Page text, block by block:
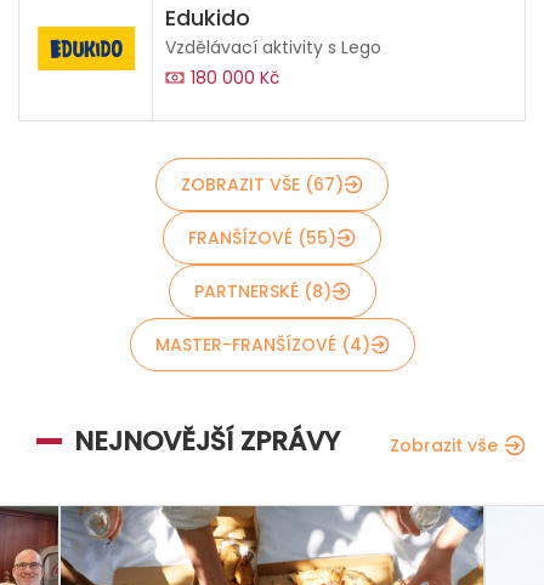
Edukido
Vzdělávací aktivity s Lego
180 000 Kč
ZOBRAZIT VŠE (67)
FRANŠÍZOVÉ (55)
PARTNERSKÉ (8)
MASTER-FRANŠÍZOVÉ (4)
NEJNOVĚJŠÍ ZPRÁVY Zobrazit vše